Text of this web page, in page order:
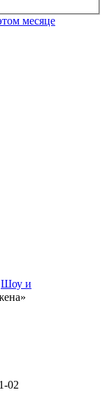
месяце
Шоу и
02